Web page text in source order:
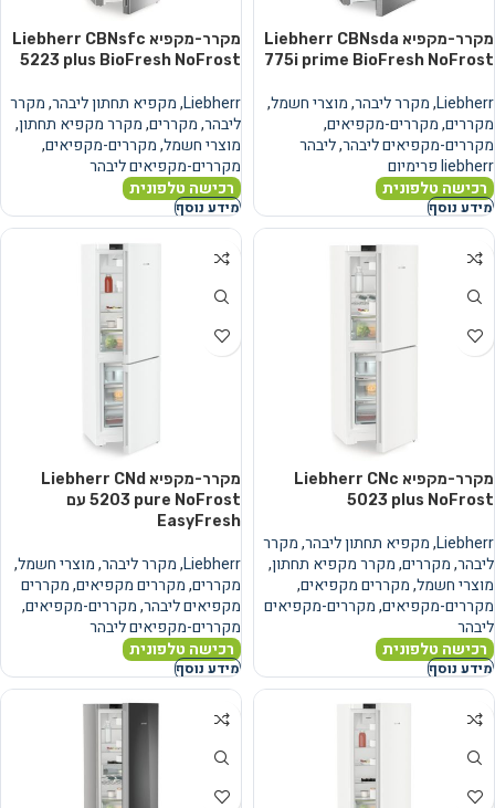
מקרר-מקפיא Liebherr CBNsda
775i prime BioFresh NoFrost
Liebherr
,מקרר ליבהר,מוצרי חשמל,
מקררים,מקררים-מקפיאים,
מקררים-מקפיאים ליבהר,ליבהר
liebherr פרימיום
רכישה טלפונית
מידע נוסף
מקרר-מקפיא Liebherr CBNsfc
5223 plus BioFresh NoFrost
Liebherr
,מקפיא תחתון ליבהר,מקרר
ליבהר,מקררים,מקרר מקפיא תחתון,
מוצרי חשמל,מקררים-מקפיאים,
מקררים-מקפיאים ליבהר
רכישה טלפונית
מידע נוסף
מקרר-מקפיא Liebherr CNc
5023 plus NoFrost
Liebherr
,מקפיא תחתון ליבהר,מקרר
ליבהר,מקררים,מקרר מקפיא תחתון,
מוצרי חשמל,מקררים מקפיאים,
מקררים-מקפיאים,מקררים-מקפיאים
ליבהר
רכישה טלפונית
מידע נוסף
מקרר-מקפיא Liebherr CNd
5203 pure NoFrost עם
EasyFresh
Liebherr
,מקרר ליבהר,מוצרי חשמל,
מקררים,מקררים מקפיאים,מקררים
מקפיאים ליבהר,מקררים-מקפיאים,
מקררים-מקפיאים ליבהר
רכישה טלפונית
מידע נוסף